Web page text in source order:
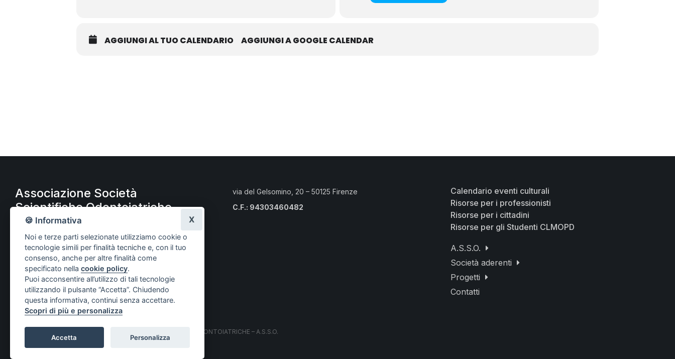
AGGIUNGI AL TUO CALENDARIO AGGIUNGI A GOOGLE CALENDAR
Associazione Società
Scientifiche Odontoiatriche
A.S.S.O.
via del Gelsomino, 20 – 50125 Firenze
C.F.: 94303460482
Calendario eventi culturali
Risorse per i professionisti
Risorse per i cittadini
Risorse per gli Studenti CLMOPD
A.S.S.O.
Società aderenti
Progetti
Contatti
© COPYRIGHT 2021 ASSOCIAZIONE SOCIETÀ SCIENTIFICHE ODONTOIATRICHE – A.S.S.O.
Privacy policy–Cookie policy
Impostazioni cookie
🍪 Informativa
Noi e terze parti selezionate utilizziamo cookie o
tecnologie simili per finalità tecniche e, con il tuo
consenso, anche per altre finalità come
specificato nella cookie policy.
Puoi acconsentire all’utilizzo di tali tecnologie
utilizzando il pulsante “Accetta”. Chiudendo
questa informativa, continui senza accettare.
Scopri di più e personalizza
Accetta Personalizza
X